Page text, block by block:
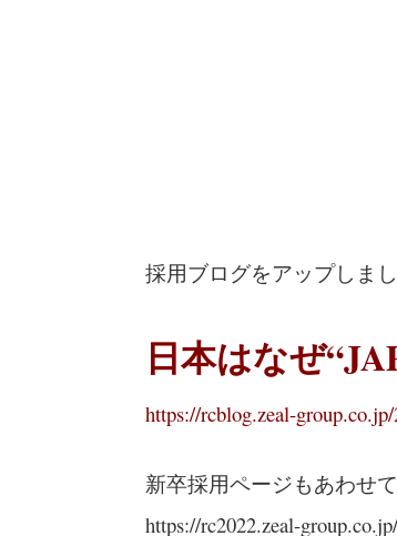
採用ブログをアップしま
日本はなぜ
https://rcblog.zeal-
新卒採用ページもあわせ
https://rc2022.zeal-group.co.jp/